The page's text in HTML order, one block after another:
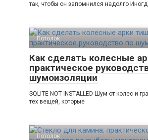
так, чтобы он запомнился надолго
Потолок
Как сделать колесные
практическое
шумоизоляции
SQLITE NOT INSTALLED Шум от колес и
тех вещей, которые
Потолок